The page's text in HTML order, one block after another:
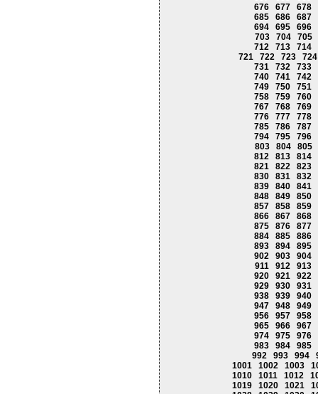
676
677
678
685
686
687
694
695
696
703
704
705
712
713
714
721
722 723
724
731
732
733
740
741
742
749
750
751
758
759
760
767
768
769
776
777
778
785
786
787
794
795
796
803
804
805
812
813
814
821
822
823
830
831
832
839
840
841
848
849
850
857
858
859
866
867
868
875
876
877
884
885
886
893
894
895
902
903
904
911
912 913
920
921
922
929
930
931
938
939
940
947
948
949
956
957
958
965
966
967
974
975
976
983
984
985
992
993 994
1001
1002 1003
1010
1011 1012
1019
1020 1021